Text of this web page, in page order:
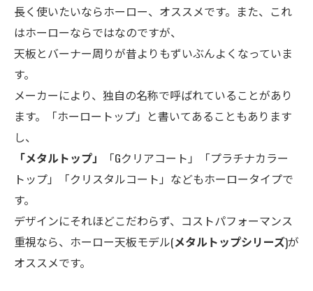
長く使いたいならホーロー、オススメです。また、これ
はホーローならではなのですが、
天板とバーナー周りが昔よりもずいぶんよくなっていま
す。
メーカーにより、独自の名称で呼ばれていることがあり
ます。「ホーロートップ」と書いてあることもあります
し、
「メタルトップ」
「Gクリアコート」「プラチナカラー
トップ」「クリスタルコート」などもホーロータイプで
す。
デザインにそれほどこだわらず、コストパフォーマンス
重視なら、ホーロー天板モデル(メタルトップシリーズ)が
オススメです。